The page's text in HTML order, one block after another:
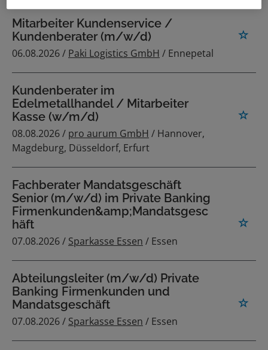
Mitarbeiter Kundenservice /
Kundenberater (m/w/d)
06.08.2026 / Paki Logistics GmbH / Ennepetal
Kundenberater im
Edelmetallhandel / Mitarbeiter
Kasse (w/m/d)
08.08.2026 / pro aurum GmbH / Hannover,
Magdeburg, Düsseldorf, Erfurt
Fachberater Mandatsgeschäft
Senior (m/w/d) im Private Banking
Firmenkunden&amp;Mandatsgesc
häft
07.08.2026 / Sparkasse Essen / Essen
Abteilungsleiter (m/w/d) Private
Banking Firmenkunden und
Mandatsgeschäft
07.08.2026 / Sparkasse Essen / Essen